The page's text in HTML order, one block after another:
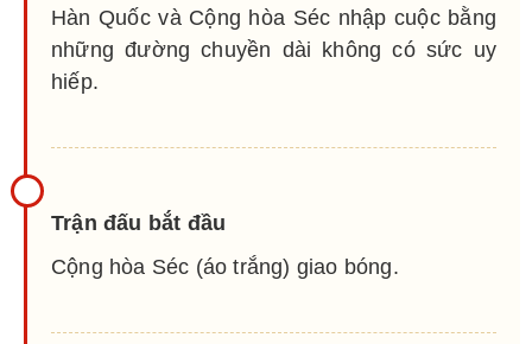
Hàn Quốc và Cộng hòa Séc nhập cuộc bằng
những đường chuyền dài không có sức uy
hiếp.
Trận đấu bắt đầu
Cộng hòa Séc (áo trắng) giao bóng.